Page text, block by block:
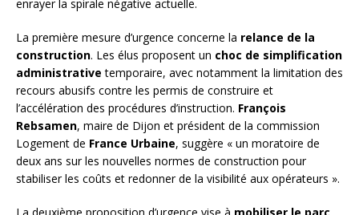
enrayer la spirale négative actuelle.
La première mesure d’urgence concerne la relance de la
construction. Les élus proposent un choc de simplification
administrative temporaire, avec notamment la limitation des
recours abusifs contre les permis de construire et
l’accélération des procédures d’instruction. François
Rebsamen, maire de Dijon et président de la commission
Logement de France Urbaine, suggère « un moratoire de
deux ans sur les nouvelles normes de construction pour
stabiliser les coûts et redonner de la visibilité aux opérateurs ».